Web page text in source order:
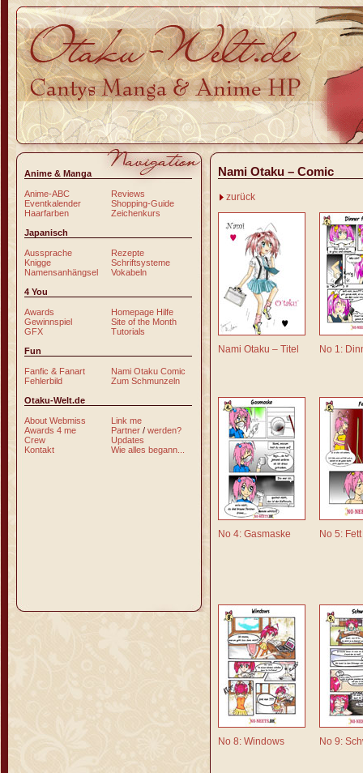
Anime & Manga
Anime-ABC
Eventkalender
Haarfarben
Reviews
Shopping-Guide
Zeichenkurs
Japanisch
Aussprache
Knigge
Namensanhängsel
Rezepte
Schriftsysteme
Vokabeln
4 You
Awards
Gewinnspiel
GFX
Homepage Hilfe
Site of the Month
Tutorials
Fun
Fanfic & Fanart
Fehlerbild
Nami Otaku Comic
Zum Schmunzeln
Otaku-Welt.de
About Webmiss
Awards 4 me
Crew
Kontakt
Link me
Partner / werden?
Updates
Wie alles begann...
Nami Otaku – Comic
zurück
Nami Otaku – Titel No 1:
No 4: Gasmaske No 5: Fett
No 8: Windows No 9: